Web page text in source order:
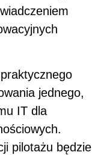
jednego,
IT dla
pilotażu będzie